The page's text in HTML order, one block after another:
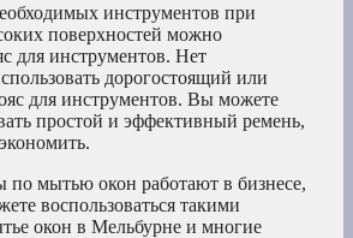
инструментов при
поверхностей можно
для инструментов. Нет
дорогостоящий или
для инструментов. Вы можете
простой и эффективный ремень,
по мытью окон работают в бизнесе,
воспользоваться такими
окон в Мельбурне и многие